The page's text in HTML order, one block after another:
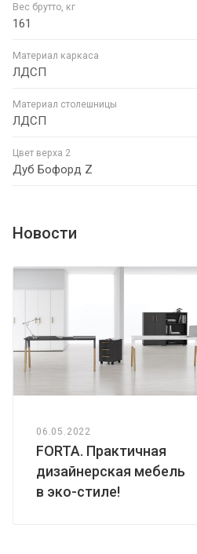
Вес брутто, кг
161
Материал каркаса
ЛДСП
Материал столешницы
ЛДСП
Цвет верха 2
Дуб Бофорд Z
Новости
06.05.2022
FORTA. Практичная
дизайнерская мебель
в эко-стиле!